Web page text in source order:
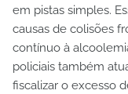
em pistas simples.
causas de colisões
contínuo à
policiais também
fiscalizar o excesso